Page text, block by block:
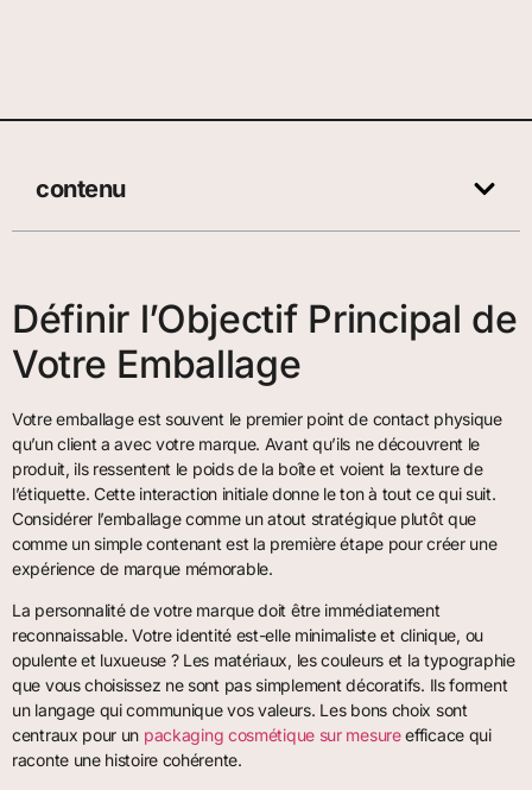
contenu
Définir l’Objectif Principal de
Votre Emballage
Votre emballage est souvent le premier point de contact physique
qu’un client a avec votre marque. Avant qu’ils ne découvrent le
produit, ils ressentent le poids de la boîte et voient la texture de
l’étiquette. Cette interaction initiale donne le ton à tout ce qui suit.
Considérer l’emballage comme un atout stratégique plutôt que
comme un simple contenant est la première étape pour créer une
expérience de marque mémorable.
La personnalité de votre marque doit être immédiatement
reconnaissable. Votre identité est-elle minimaliste et clinique, ou
opulente et luxueuse ? Les matériaux, les couleurs et la typographie
que vous choisissez ne sont pas simplement décoratifs. Ils forment
un langage qui communique vos valeurs. Les bons choix sont
centraux pour un packaging cosmétique sur mesureefficace qui
raconte une histoire cohérente.